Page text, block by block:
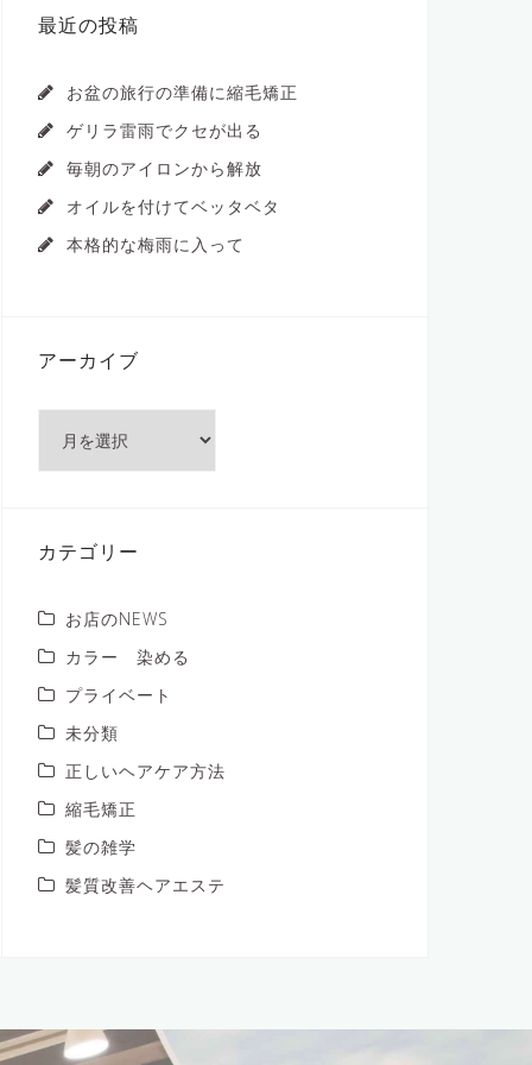
最近の投稿
お盆の旅行の準備に縮毛矯正
ゲリラ雷雨でクセが出る
毎朝のアイロンから解放
オイルを付けてベッタベタ
本格的な梅雨に入って
アーカイブ
ブ
カテゴリー
お店のNEWS
カラー 染める
プライベート
未分類
正しいヘアケア方法
縮毛矯正
髪の雑学
髪質改善ヘアエステ